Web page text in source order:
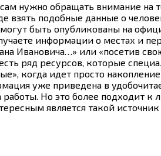
нужно обращать внимание на
взять подобные данные о
быть опубликованы на
информации о местах и
Ивановича…» или «посетив
ряд ресурсов, которые
когда идет просто
уже приведена в
Но это более подходит
является такой